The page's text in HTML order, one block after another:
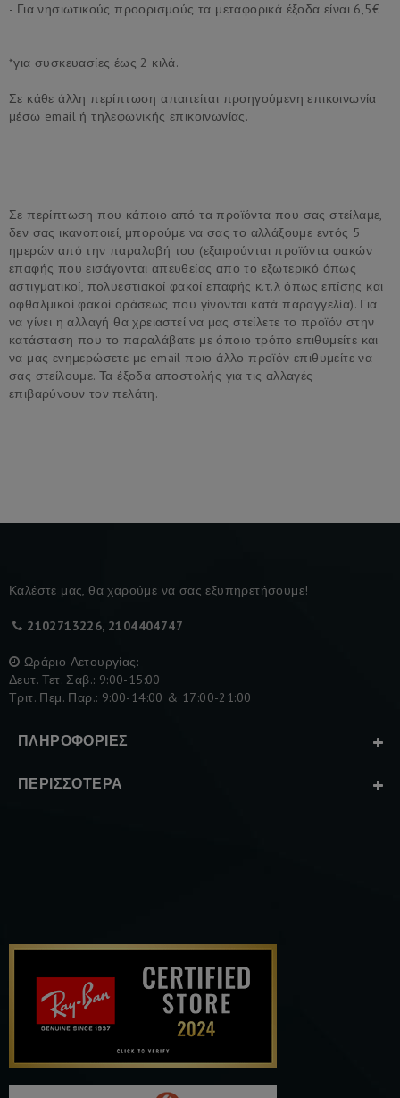
- Για νησιωτικούς προορισμούς τα μεταφορικά έξοδα είναι 6,5€
*για συσκευασίες έως 2 κιλά.
Σε κάθε άλλη περίπτωση απαιτείται προηγούμενη επικοινωνία
μέσω email ή τηλεφωνικής επικοινωνίας.
Σε περίπτωση που κάποιο από τα προϊόντα που σας στείλαμε,
δεν σας ικανοποιεί, μπορούμε να σας το αλλάξουμε εντός 5
ημερών από την παραλαβή του (εξαιρούνται προϊόντα φακών
επαφής που εισάγονται απευθείας απο το εξωτερικό όπως
αστιγματικοί, πολυεστιακοί φακοί επαφής κ.τ.λ όπως επίσης και
οφθαλμικοί φακοί οράσεως που γίνονται κατά παραγγελία). Για
να γίνει η αλλαγή θα χρειαστεί να μας στείλετε το προϊόν στην
κατάσταση που το παραλάβατε με όποιο τρόπο επιθυμείτε και
να μας ενημερώσετε με email ποιο άλλο προϊόν επιθυμείτε να
σας στείλουμε. Τα έξοδα αποστολής για τις αλλαγές
επιβαρύνουν τον πελάτη.
Καλέστε μας, θα χαρούμε να σας εξυπηρετήσουμε!
2102713226, 2104404747
Ωράριο Λετουργίας:
Δευτ. Τετ. Σαβ.: 9:00-15:00
Τριτ. Πεμ. Παρ.: 9:00-14:00 & 17:00-21:00
ΠΛΗΡΟΦΟΡΊΕΣ
ΠΕΡΙΣΣΌΤΕΡΑ